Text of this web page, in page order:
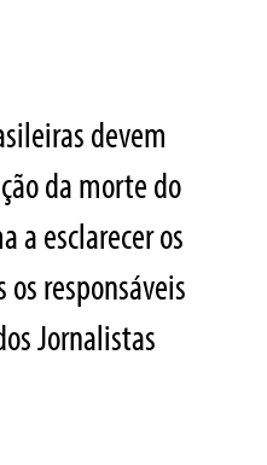
devem
da morte do
a esclarecer os
responsáveis
Jornalistas